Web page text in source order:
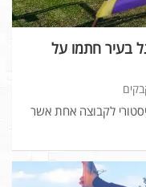
הכדורגל בעיר חתמו על
לקבוצה אחת אשר